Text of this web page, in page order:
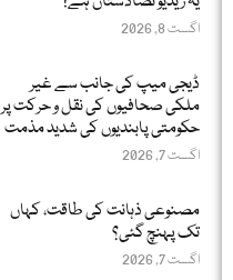
اگست 8, 2026
ڈیجی میپ کی جانب سے غیر
ملکی صحافیوں کی نقل و حرکت پر
حکومتی پابندیوں کی شدید مذمت
اگست 7, 2026
مصنوعی ذہانت کی طاقت، کہاں
تک پہنچ گئی؟
اگست 7, 2026